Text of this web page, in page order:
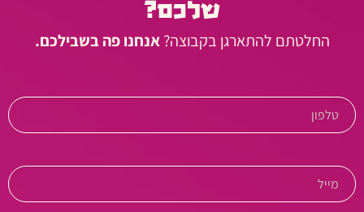
שלכם?
החלטתם להתארגן בקבוצה?אנחנו פה בשבילכם.